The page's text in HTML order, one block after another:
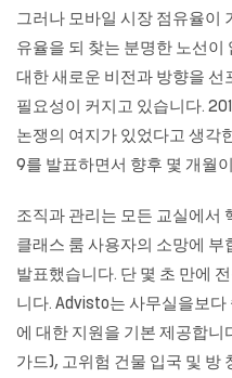
그러나 모바일 시장 점유율이
유율을 되 찾는 분명한 노선이
대한 새로운 비전과 방향을 선
필요성이 커지고 있습니다.
논쟁의 여지가 있었다고 생각
9를 발표하면서 향후 몇 개월
조직과 관리는 모든 교실에서
클래스 룸 사용자의 소망에
발표했습니다. 단 몇 초 만에
니다. Advisto는 사무실을보다
에 대한 지원을 기본 제공합니
가드), 고위험 건물 입국 및 방